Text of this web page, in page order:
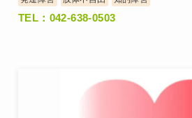
TEL：042-638-0503